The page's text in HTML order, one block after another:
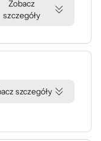
Zobacz
szczegóły
szczegóły